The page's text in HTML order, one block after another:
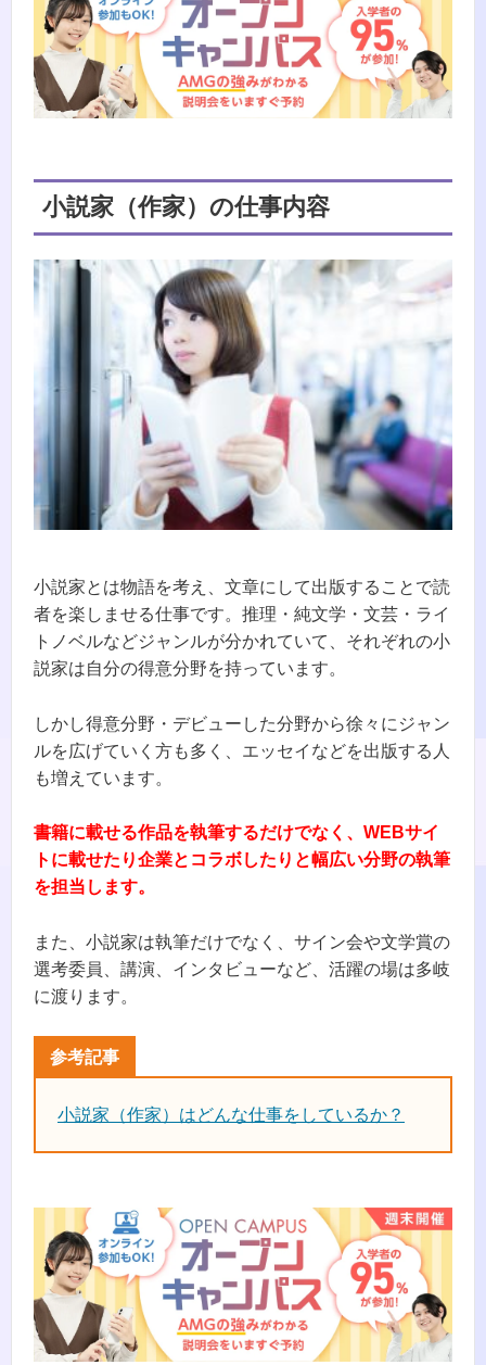
小説家（作家）の仕事内容
小説家とは物語を考え、文章にして出版することで読
者を楽しませる仕事です。推理・純文学・文芸・ライ
トノベルなどジャンルが分かれていて、それぞれの小
説家は自分の得意分野を持っています。
しかし得意分野・デビューした分野から徐々にジャン
ルを広げていく方も多く、エッセイなどを出版する人
も増えています。
書籍に載せる作品を執筆するだけでなく、WEBサイ
トに載せたり企業とコラボしたりと幅広い分野の執筆
を担当します。
また、小説家は執筆だけでなく、サイン会や文学賞の
選考委員、講演、インタビューなど、活躍の場は多岐
に渡ります。
小説家（作家）はどんな仕事をしているか？